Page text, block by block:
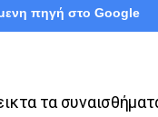
πηγή στο Google
τα